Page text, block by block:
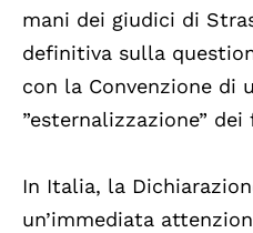
mani dei giudici di
definitiva sulla
con la Convenzione di
”esternalizzazione”
In Italia, la
un’immediata